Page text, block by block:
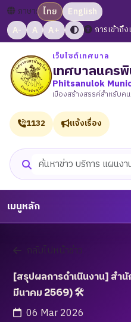
ภาษา: ไทย
English
A-
A A+ การเข้าถึง
เว็บไซต์เทศบาล
เทศบาลนคร
Phitsanulok
เมืองสร้างสรรค์สำหรับค
ค้นหาเว็บไซต์
1132 แจ้งเรื่อง
เมนูหลัก
กลับไปหน้าข่าว
[สรุปผลการดำเนินงาน] สำ
มีนาคม 2569) 🛠️
06 Mar 2026